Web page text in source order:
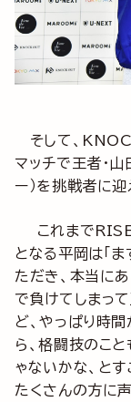
そして、
マッチで王者・
ー）を挑戦者に
これまで
となる平岡は「
ただき、本当に
で負けてしまっ
ど、やっぱり時
ら、格闘技のこ
ゃないかな、と
たくさんの方に